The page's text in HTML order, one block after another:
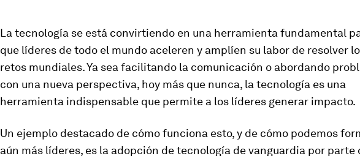
La tecnología se está convirtiendo en una herramienta fundamental
que líderes de todo el mundo aceleren y amplíen su labor de resolver
retos mundiales. Ya sea facilitando la comunicación o abordando
con una nueva perspectiva, hoy más que nunca, la tecnología es una
herramienta indispensable que permite a los líderes generar impacto.
Un ejemplo destacado de cómo funciona esto, y de cómo podemos
aún más líderes, es la adopción de tecnología de vanguardia por parte